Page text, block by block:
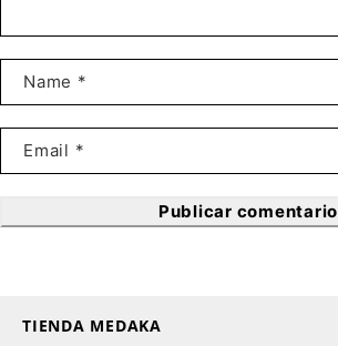
Publicar comentario
TIENDA MEDAKA